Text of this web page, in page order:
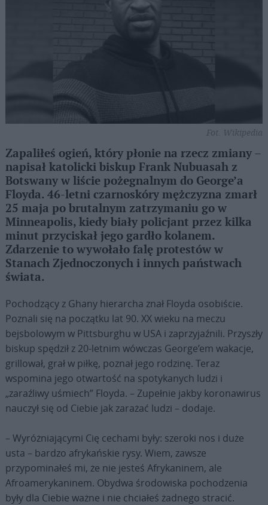
Fot. Wikipedia
Zapaliłeś ogień, który płonie na rzecz zmiany –
napisał katolicki biskup Frank Nubuasah z
Botswany w liście pożegnalnym do George’a
Floyda. 46-letni czarnoskóry mężczyzna zmarł
25 maja po brutalnym zatrzymaniu go w
Minneapolis, kiedy biały policjant przez kilka
minut przyciskał jego gardło kolanem.
Zdarzenie to wywołało falę protestów w
Stanach Zjednoczonych i innych państwach
świata.
Pochodzący z Ghany hierarcha znał Floyda osobiście.
Poznali się na początku lat 90. XX wieku na meczu
bejsbolowym w Pittsburghu w USA i zaprzyjaźnili. Przyszły
biskup spędził z 20-letnim wówczas George’em wakacje,
grillował, grał w piłkę, poznał jego rodzinę. Teraz
wspomina jego otwartość na spotykanych ludzi i
„zaraźliwy uśmiech” Floyda. – Zupełnie jakby koronawirus
nauczył się od Ciebie jak zarażać ludzi – dodaje.
– Wyróżniającymi Cię cechami były: szeroki nos i duże
usta – bardzo afrykańskie rysy. Wiem, zawsze
przypominałeś mi, że nie jesteś Afrykaninem, ale
Afroamerykaninem. Obydwa środowiska pochodzenia
były dla Ciebie ważne i nie chciałeś żadnego stracić.